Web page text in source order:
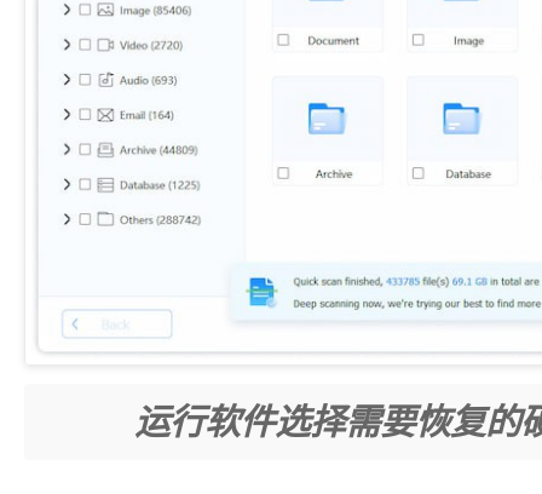
运行软件选择需要恢复的